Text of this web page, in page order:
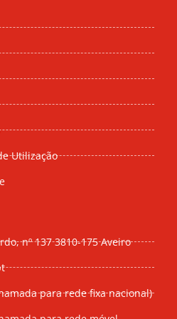
Utilização
nº 137 3810-175 Aveiro
para rede fixa nacional)